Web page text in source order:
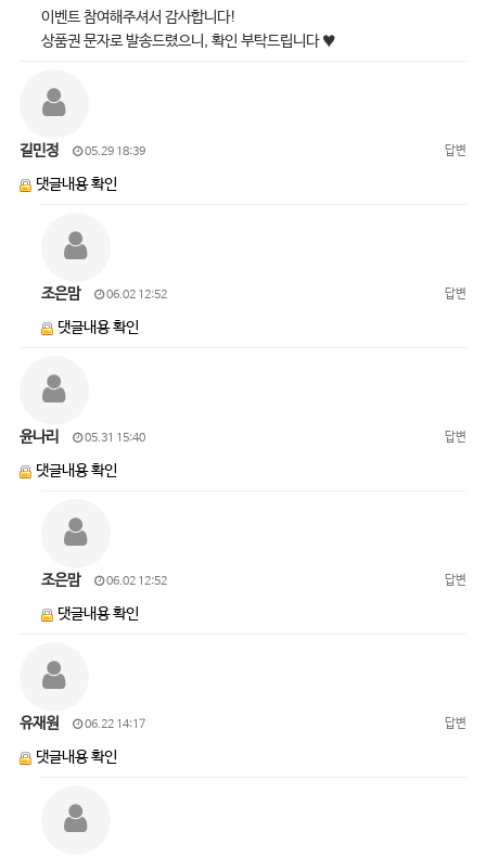
이벤트 참여해주셔서 감사합니다!
상품권 문자로 발송드렸으니, 확인 부탁드립니다 ♥
길민정 05.29 18:39 답변
댓글내용 확인
조은맘 06.02 12:52 답변
댓글내용 확인
윤나리 05.31 15:40 답변
댓글내용 확인
조은맘 06.02 12:52 답변
댓글내용 확인
유재원 06.22 14:17 답변
댓글내용 확인